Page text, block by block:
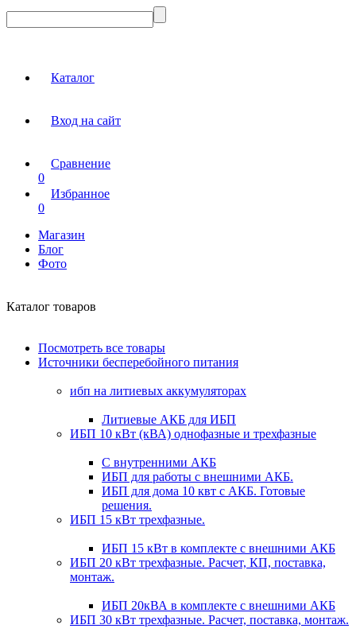
Каталог
Вход на сайт
Сравнение
0
Избранное
0
Магазин
Блог
Фото
Каталог товаров
Посмотреть все товары
Источники бесперебойного питания
ибп на литиевых аккумуляторах
Литиевые АКБ для ИБП
ИБП 10 кВт (кВА) однофазные и трехфазные
С внутренними АКБ
ИБП для работы с внешними АКБ.
ИБП для дома 10 квт с АКБ. Готовые
решения.
ИБП 15 кВт трехфазные.
ИБП 15 кВт в комплекте с внешними АКБ
ИБП 20 кВт трехфазные. Расчет, КП, поставка,
монтаж.
ИБП 20кВА в комплекте с внешними АКБ
ИБП 30 кВт трехфазные. Расчет, поставка, монтаж.